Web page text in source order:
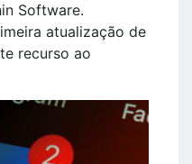
Software.
atualização de
recurso ao